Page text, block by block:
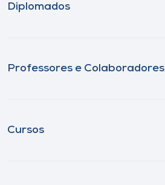
Diplomados
Professores e Colaboradores
Cursos